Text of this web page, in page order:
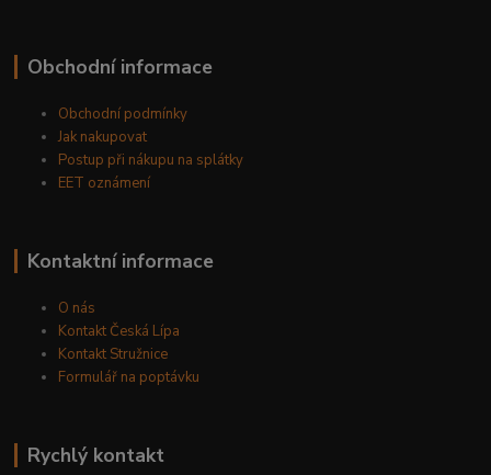
Obchodní informace
Obchodní podmínky
Jak nakupovat
Postup při nákupu na splátky
EET oznámení
Kontaktní informace
O nás
Kontakt Česká Lípa
Kontakt Stružnice
Formulář na poptávku
Rychlý kontakt